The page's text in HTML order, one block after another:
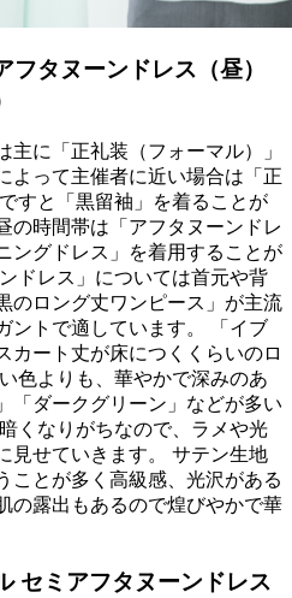
タヌーンドレス（昼）
に「正礼装（フォーマル）」
よって主催者に近い場合は「正
すと「黒留袖」を着ることが
の時間帯は「アフタヌーンドレ
ングドレス」を着用することが
ドレス」については首元や背
のロング丈ワンピース」が主流
ントで適しています。 「イブ
カート丈が床につくくらいのロ
色よりも、華やかで深みのあ
「ダークグリーン」などが多い
くなりがちなので、ラメや光
見せていきます。 サテン生地
ことが多く高級感、光沢がある
の露出もあるので煌びやかで華
セミアフタヌーンドレス